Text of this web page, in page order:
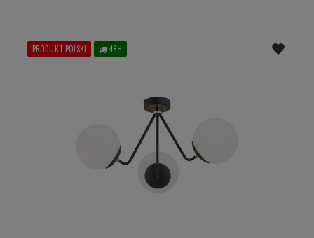
PRODUKT POLSKI 48H